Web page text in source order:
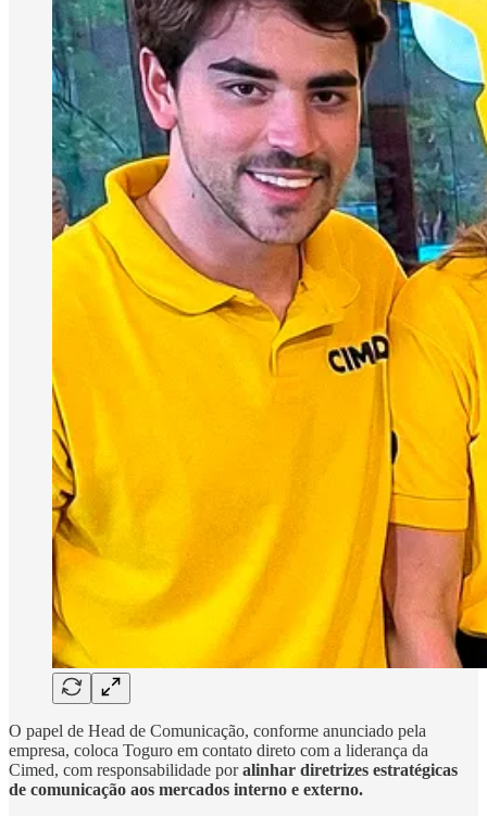
O papel de Head de Comunicação, conforme anunciado pela
empresa, coloca Toguro em contato direto com a liderança da
Cimed, com responsabilidade poralinhar diretrizes estratégicas
de comunicação aos mercados interno e externo.